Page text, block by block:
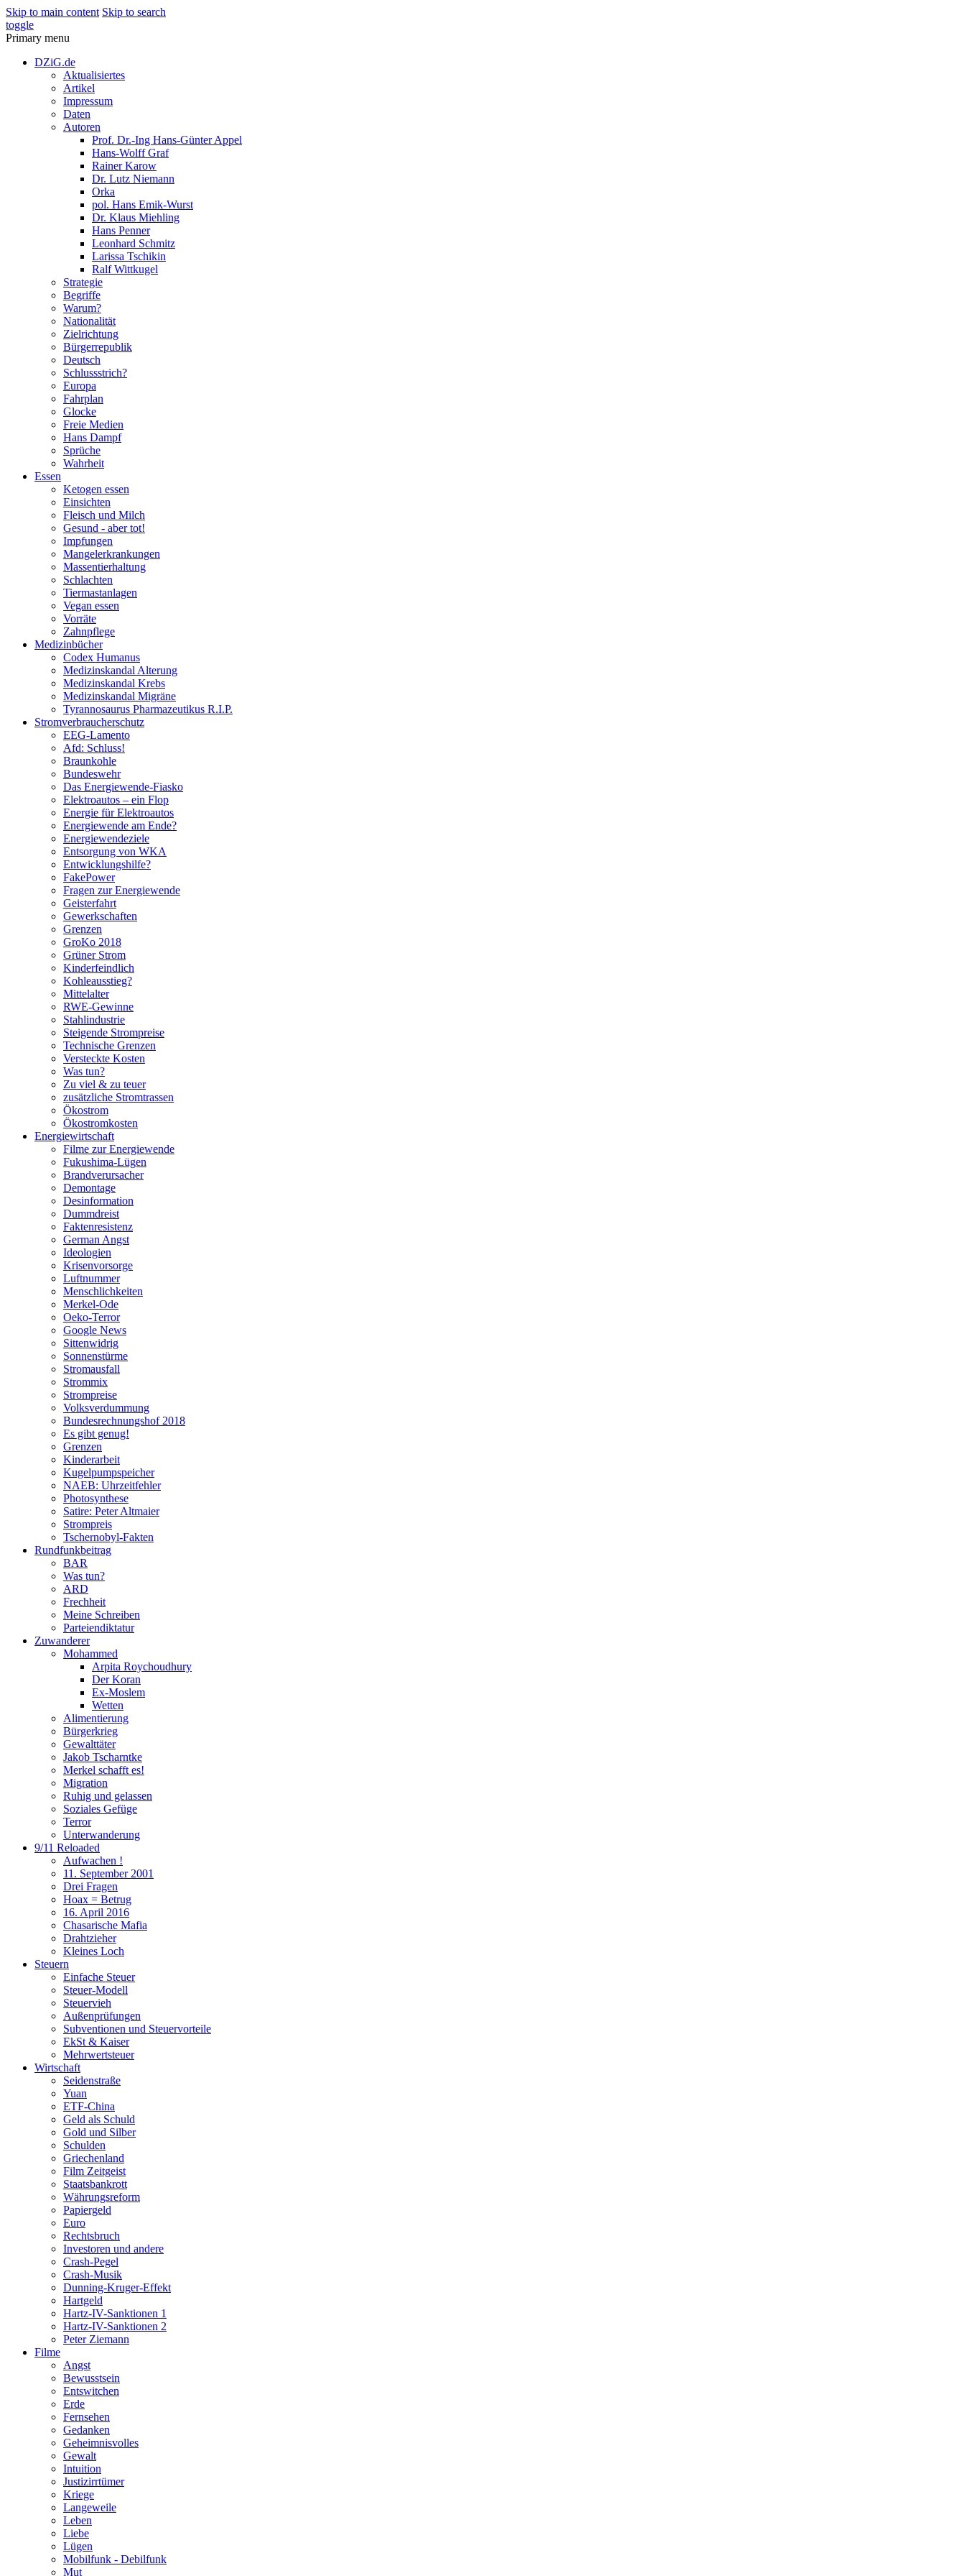
Skip to main content Skip to search
toggle
Primary menu
DZiG.de
Aktualisiertes
Artikel
Impressum
Daten
Autoren
Prof. Dr.-Ing Hans-Günter Appel
Hans-Wolff Graf
Rainer Karow
Dr. Lutz Niemann
Orka
pol. Hans Emik-Wurst
Dr. Klaus Miehling
Hans Penner
Leonhard Schmitz
Larissa Tschikin
Ralf Wittkugel
Strategie
Begriffe
Warum?
Nationalität
Zielrichtung
Bürgerrepublik
Deutsch
Schlussstrich?
Europa
Fahrplan
Glocke
Freie Medien
Hans Dampf
Sprüche
Wahrheit
Essen
Ketogen essen
Einsichten
Fleisch und Milch
Gesund - aber tot!
Impfungen
Mangelerkrankungen
Massentierhaltung
Schlachten
Tiermastanlagen
Vegan essen
Vorräte
Zahnpflege
Medizinbücher
Codex Humanus
Medizinskandal Alterung
Medizinskandal Krebs
Medizinskandal Migräne
Tyrannosaurus Pharmazeutikus R.I.P.
Stromverbraucherschutz
EEG-Lamento
Afd: Schluss!
Braunkohle
Bundeswehr
Das Energiewende-Fiasko
Elektroautos – ein Flop
Energie für Elektroautos
Energiewende am Ende?
Energiewendeziele
Entsorgung von WKA
Entwicklungshilfe?
FakePower
Fragen zur Energiewende
Geisterfahrt
Gewerkschaften
Grenzen
GroKo 2018
Grüner Strom
Kinderfeindlich
Kohleausstieg?
Mittelalter
RWE-Gewinne
Stahlindustrie
Steigende Strompreise
Technische Grenzen
Versteckte Kosten
Was tun?
Zu viel & zu teuer
zusätzliche Stromtrassen
Ökostrom
Ökostromkosten
Energiewirtschaft
Filme zur Energiewende
Fukushima-Lügen
Brandverursacher
Demontage
Desinformation
Dummdreist
Faktenresistenz
German Angst
Ideologien
Krisenvorsorge
Luftnummer
Menschlichkeiten
Merkel-Ode
Oeko-Terror
Google News
Sittenwidrig
Sonnenstürme
Stromausfall
Strommix
Strompreise
Volksverdummung
Bundesrechnungshof 2018
Es gibt genug!
Grenzen
Kinderarbeit
Kugelpumpspeicher
NAEB: Uhrzeitfehler
Photosynthese
Satire: Peter Altmaier
Strompreis
Tschernobyl-Fakten
Rundfunkbeitrag
BAR
Was tun?
ARD
Frechheit
Meine Schreiben
Parteiendiktatur
Zuwanderer
Mohammed
Arpita Roychoudhury
Der Koran
Ex-Moslem
Wetten
Alimentierung
Bürgerkrieg
Gewalttäter
Jakob Tscharntke
Merkel schafft es!
Migration
Ruhig und gelassen
Soziales Gefüge
Terror
Unterwanderung
9/11 Reloaded
Aufwachen !
11. September 2001
Drei Fragen
Hoax = Betrug
16. April 2016
Chasarische Mafia
Drahtzieher
Kleines Loch
Steuern
Einfache Steuer
Steuer-Modell
Steuervieh
Außenprüfungen
Subventionen und Steuervorteile
EkSt & Kaiser
Mehrwertsteuer
Wirtschaft
Seidenstraße
Yuan
ETF-China
Geld als Schuld
Gold und Silber
Schulden
Griechenland
Film Zeitgeist
Staatsbankrott
Währungsreform
Papiergeld
Euro
Rechtsbruch
Investoren und andere
Crash-Pegel
Crash-Musik
Dunning-Kruger-Effekt
Hartgeld
Hartz-IV-Sanktionen 1
Hartz-IV-Sanktionen 2
Peter Ziemann
Filme
Angst
Bewusstsein
Entswitchen
Erde
Fernsehen
Gedanken
Geheimnisvolles
Gewalt
Intuition
Justizirrtümer
Kriege
Langeweile
Leben
Liebe
Lügen
Mobilfunk - Debilfunk
Mut